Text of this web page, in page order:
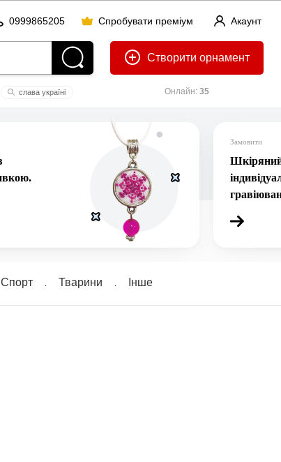
Акаунт
0999865205 Спробувати преміум
Створити
Онлайн: 35
слaвa укрaїнi
Замовити
Шкіряний
Спорт Тварини Інше